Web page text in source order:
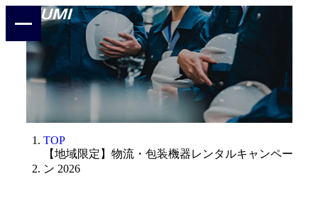
お知らせ
TOP
【地域限定】物流・包装機器レンタルキャンペー
ン 2026